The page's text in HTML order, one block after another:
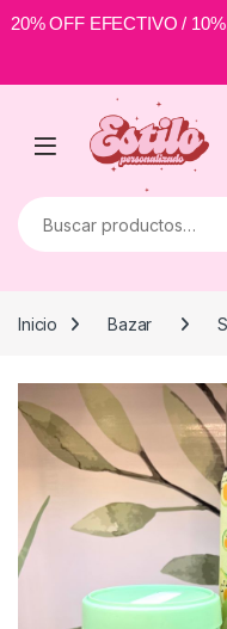
20% OFF EFECTIVO /
Skip to navigation
Buscar por:
Inicio Bazar